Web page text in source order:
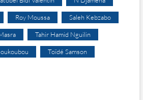
Roy Moussa Saleh Kebzabo
Tahir Hamid Nguilin
Toïdé Samson